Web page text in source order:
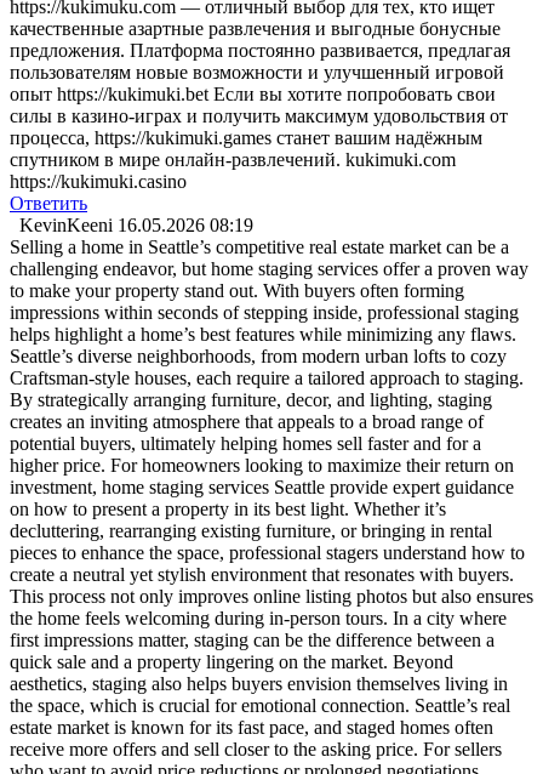
https://kukimuku.com — отличный выбор для тех, кто ищет
качественные азартные развлечения и выгодные бонусные
предложения. Платформа постоянно развивается, предлагая
пользователям новые возможности и улучшенный игровой
опыт https://kukimuki.bet Если вы хотите попробовать свои
силы в казино-играх и получить максимум удовольствия от
процесса, https://kukimuki.games станет вашим надёжным
спутником в мире онлайн-развлечений. kukimuki.com
https://kukimuki.casino
Ответить
KevinKeeni 16.05.2026 08:19
Selling a home in Seattle’s competitive real estate market can be a
challenging endeavor, but home staging services offer a proven way
to make your property stand out. With buyers often forming
impressions within seconds of stepping inside, professional staging
helps highlight a home’s best features while minimizing any flaws.
Seattle’s diverse neighborhoods, from modern urban lofts to cozy
Craftsman-style houses, each require a tailored approach to staging.
By strategically arranging furniture, decor, and lighting, staging
creates an inviting atmosphere that appeals to a broad range of
potential buyers, ultimately helping homes sell faster and for a
higher price. For homeowners looking to maximize their return on
investment, home staging services Seattle provide expert guidance
on how to present a property in its best light. Whether it’s
decluttering, rearranging existing furniture, or bringing in rental
pieces to enhance the space, professional stagers understand how to
create a neutral yet stylish environment that resonates with buyers.
This process not only improves online listing photos but also ensures
the home feels welcoming during in-person tours. In a city where
first impressions matter, staging can be the difference between a
quick sale and a property lingering on the market. Beyond
aesthetics, staging also helps buyers envision themselves living in
the space, which is crucial for emotional connection. Seattle’s real
estate market is known for its fast pace, and staged homes often
receive more offers and sell closer to the asking price. For sellers